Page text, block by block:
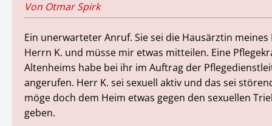
Von Otmar Spirk
Ein unerwarteter Anruf. Sie sei die Hausärztin
Herrn K. und müsse mir etwas mitteilen. Eine
Altenheims habe bei ihr im Auftrag der
angerufen. Herr K. sei sexuell aktiv und das sei
möge doch dem Heim etwas gegen den sexuellen
geben.